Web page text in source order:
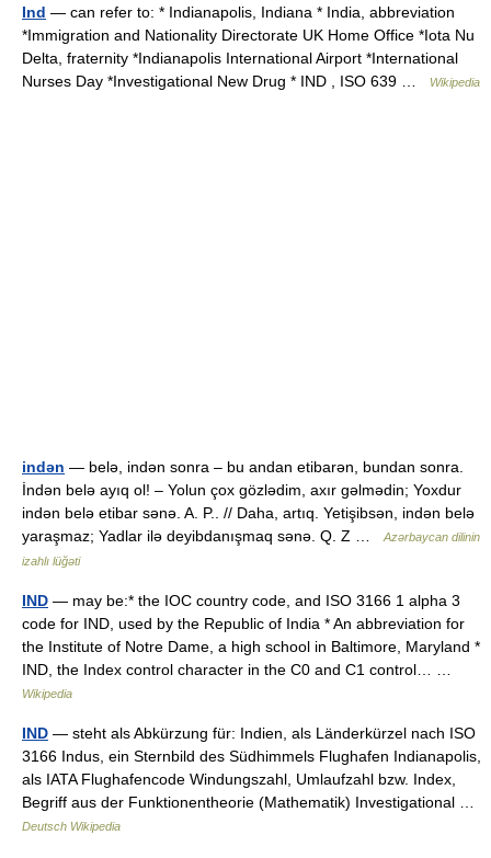
Ind — can refer to: * Indianapolis, Indiana * India, abbreviation
*Immigration and Nationality Directorate UK Home Office *Iota Nu
Delta, fraternity *Indianapolis International Airport *International
Nurses Day *Investigational New Drug * IND , ISO 639 …
Wikipedia
indən — belə, indən sonra – bu andan etibarən, bundan sonra.
İndən belə ayıq ol! – Yolun çox gözlədim, axır gəlmədin; Yoxdur
indən belə etibar sənə. A. P.. // Daha, artıq. Yetişibsən, indən belə
yaraşmaz; Yadlar ilə deyibdanışmaq sənə. Q. Z …Azərbaycan dilinin
izahlı lüğəti
IND — may be:* the IOC country code, and ISO 3166 1 alpha 3
code for IND, used by the Republic of India * An abbreviation for
the Institute of Notre Dame, a high school in Baltimore, Maryland *
IND, the Index control character in the C0 and C1 control… …
Wikipedia
IND — steht als Abkürzung für: Indien, als Länderkürzel nach ISO
3166 Indus, ein Sternbild des Südhimmels Flughafen Indianapolis,
als IATA Flughafencode Windungszahl, Umlaufzahl bzw. Index,
Begriff aus der Funktionentheorie (Mathematik) Investigational …
Deutsch Wikipedia